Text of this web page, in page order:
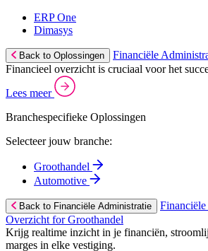
ERP One
Dimasys
Back to Oplossingen
Financiële
Financieel overzicht is cruciaal voor het
Lees meer
Branchespecifieke Oplossingen
Selecteer jouw branche:
Groothandel
Automotive
Back to Financiële Administratie
Overzicht for Groothandel
Krijg realtime inzicht in je financiën,
marges in elke vestiging.